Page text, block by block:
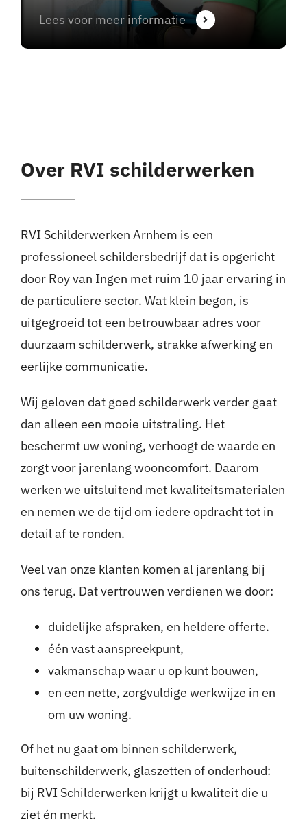
Lees voor meer informatie
Over RVI schilderwerken
RVI Schilderwerken Arnhem is een
professioneel schildersbedrijf dat is opgericht
door Roy van Ingen met ruim 10 jaar ervaring in
de particuliere sector. Wat klein begon, is
uitgegroeid tot een betrouwbaar adres voor
duurzaam schilderwerk, strakke afwerking en
eerlijke communicatie.
Wij geloven dat goed schilderwerk verder gaat
dan alleen een mooie uitstraling. Het
beschermt uw woning, verhoogt de waarde en
zorgt voor jarenlang wooncomfort. Daarom
werken we uitsluitend met kwaliteitsmaterialen
en nemen we de tijd om iedere opdracht tot in
detail af te ronden.
Veel van onze klanten komen al jarenlang bij
ons terug. Dat vertrouwen verdienen we door:
duidelijke afspraken, en heldere offerte.
één vast aanspreekpunt,
vakmanschap waar u op kunt bouwen,
en een nette, zorgvuldige werkwijze in en
om uw woning.
Of het nu gaat om binnen schilderwerk,
buitenschilderwerk, glaszetten of onderhoud:
bij RVI Schilderwerken krijgt u kwaliteit die u
ziet én merkt.